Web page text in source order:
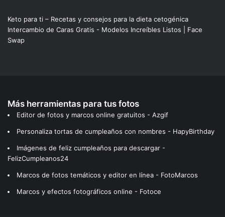
Keto para ti – Recetas y consejos para la dieta cetogénica
Intercambio de Caras Gratis - Modelos Increíbles Listos | Face
Swap
Más herramientas para tus fotos
Editor de fotos y marcos online gratuitos - Azgif
Personaliza tortas de cumpleaños con nombres - HapyBirthday
Imágenes de feliz cumpleaños para descargar -
FelizCumpleanos24
Marcos de fotos temáticos y editor en línea - FotoMarcos
Marcos y efectos fotográficos online - Fotoce